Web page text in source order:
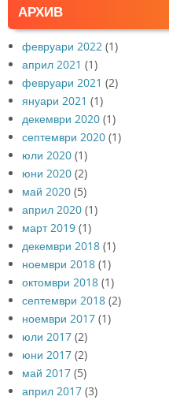
АРХИВ
февруари 2022 (1)
април 2021 (1)
февруари 2021 (2)
януари 2021 (1)
декември 2020 (1)
септември 2020 (1)
юли 2020 (1)
юни 2020 (2)
май 2020 (5)
април 2020 (1)
март 2019 (1)
декември 2018 (1)
ноември 2018 (1)
октомври 2018 (1)
септември 2018 (2)
ноември 2017 (1)
юли 2017 (2)
юни 2017 (2)
май 2017 (5)
април 2017 (3)